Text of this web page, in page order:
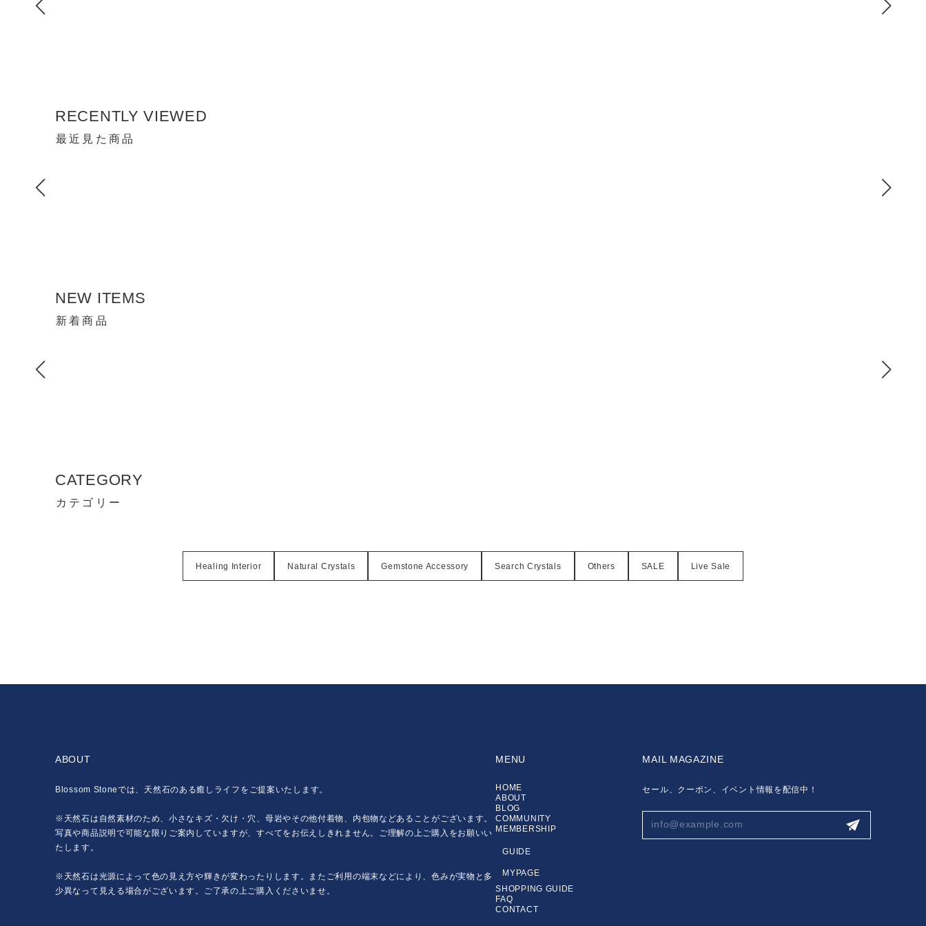
RECENTLY VIEWED
最近見た商品
NEW ITEMS
新着商品
CATEGORY
カテゴリー
Healing Interior Natural Crystals Gemstone Accessory Search Crystals Others SALE Live Sale
ABOUT
Blossom Stoneでは、天然石のある癒しライフをご提案いたします。
※天然石は自然素材のため、小さなキズ・欠け・穴、母岩やその他付着物、内包物などあることがございます。
写真や商品説明で可能な限りご案内していますが、すべてをお伝えしきれません。ご理解の上ご購入をお願いい
たします。
※天然石は光源によって色の見え方や輝きが変わったりします。またご利用の端末などにより、色みが実物と多
少異なって見える場合がございます。ご了承の上ご購入くださいませ。
MENU
HOME
ABOUT
BLOG
COMMUNITY
MEMBERSHIP
GUIDE
MYPAGE
SHOPPING GUIDE
FAQ
CONTACT
MAIL MAGAZINE
セール、クーポン、イベント情報を配信中！